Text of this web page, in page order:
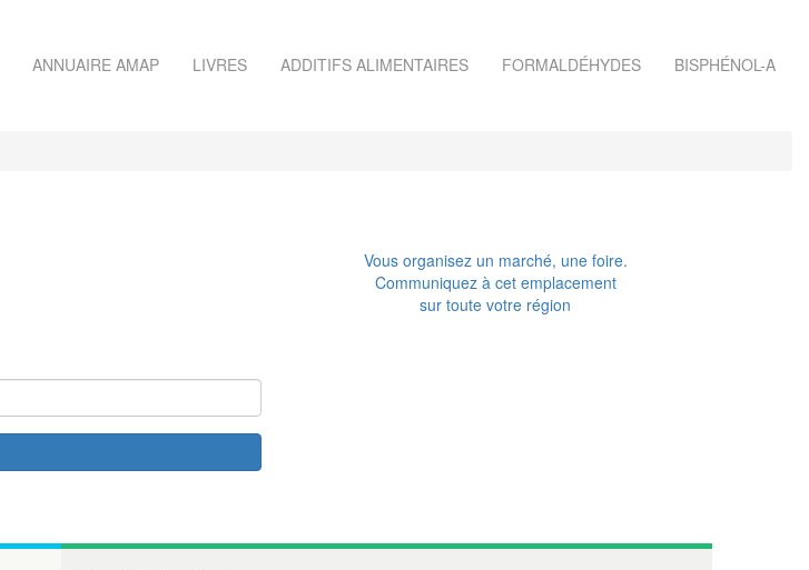
ANNUAIRE AMAP LIVRES ADDITIFS ALIMENTAIRES FORMALDÉHYDES BISPHÉNOL-A
Vous organisez un marché, une foire.
Communiquez à cet emplacement
sur toute votre région